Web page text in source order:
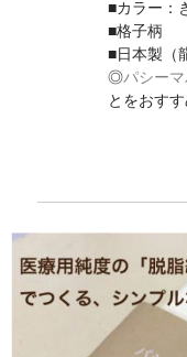
■カラー：
■格子柄
■日本製（
◎パシー
とをおすす